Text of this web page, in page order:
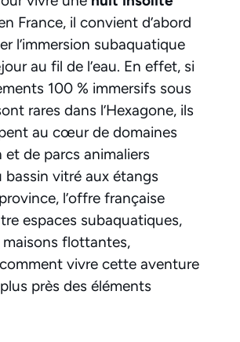
France, il convient d’abord
l’immersion subaquatique
au fil de l’eau. En effet, si
100 % immersifs sous
rares dans l’Hexagone, ils
au cœur de domaines
et de parcs animaliers
bassin vitré aux étangs
l’offre française
espaces subaquatiques,
flottantes,
vivre cette aventure
près des éléments